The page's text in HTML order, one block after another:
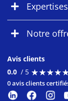
Expertises
Notre
Avis clients
0.0 / 5 ★★★★
★★★★
0 avis clients